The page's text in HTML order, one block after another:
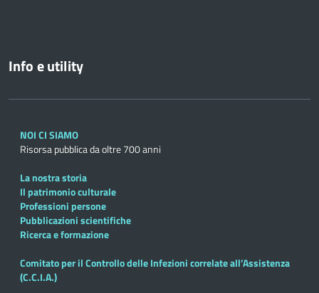
Info e utility
NOI CI SIAMO
Risorsa pubblica da oltre 700 anni
La nostra storia
Il patrimonio culturale
Professioni persone
Pubblicazioni scientifiche
Ricerca e formazione
Comitato per il Controllo delle Infezioni correlate all’Assistenza
(C.C.I.A.)